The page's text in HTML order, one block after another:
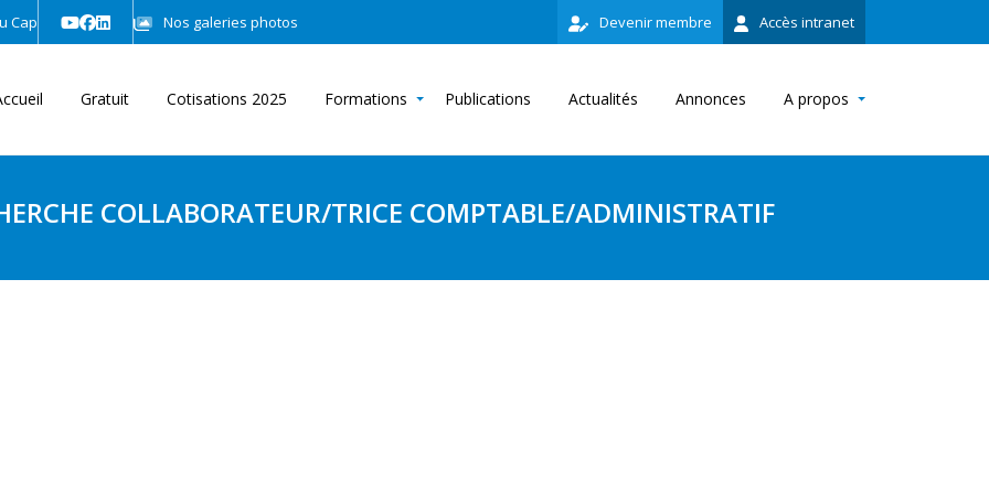
Accès intranet
Devenir membre
Cap Nos galeries photos
Gratuit Cotisations 2025 Formations Publications Actualités Annonces A propos
COLLABORATEUR/TRICE COMPTABLE/ADMINISTRATIF